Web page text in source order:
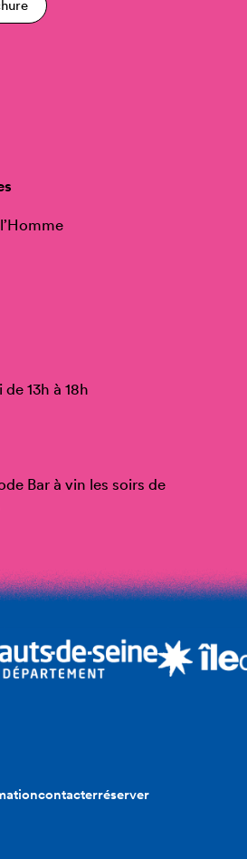
13h à 18h
Bar à vin les soirs de
contacterréserver